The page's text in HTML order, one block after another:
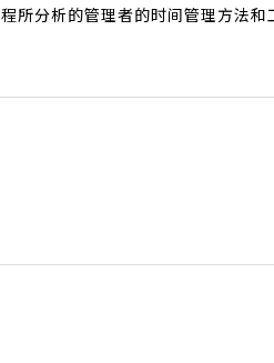
分析的管理者的时间管理方法和